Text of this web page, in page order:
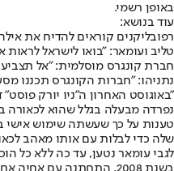
באופן רשמי.
עוד בנושא:
רפובליקנים קוראים להדיח את
טליב ועומאר: "בואו לישראל לראות
חברת קונגרס מוסלמית: "אל
נתניהו: "חברות הקונגרס תכננו
"באוגוסט האחרון ה"ניו יורק
נפרדה מבעלה בגלל שהוא לכאורה
טענות על כך שעשתה שימוש אישי
שלה כדי לבלות עם אותו מאהב
לגבי עומאר נטען, עד כה ללא כל